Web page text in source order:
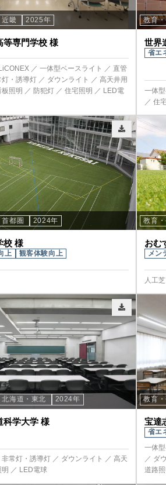
近畿 2025年
等専門学校 様
／ 一体型ベースライト ／ 直管
・誘導灯 ／ ダウンライト ／ 高天井用
照明 ／ 防犯灯 ／ 住宅照明 ／ LED電
教育
世界
省エ
一体
／ 住
首都圏 2024年
校 様
上 観客体験向上
教育
おむ
メン
人工芝
北海道・東北 2024年
科学大学 様
常灯・誘導灯 ／ ダウンライト ／ 高天
／ LED電球
教育
宝達
省エ
一体
／ ダ
道路